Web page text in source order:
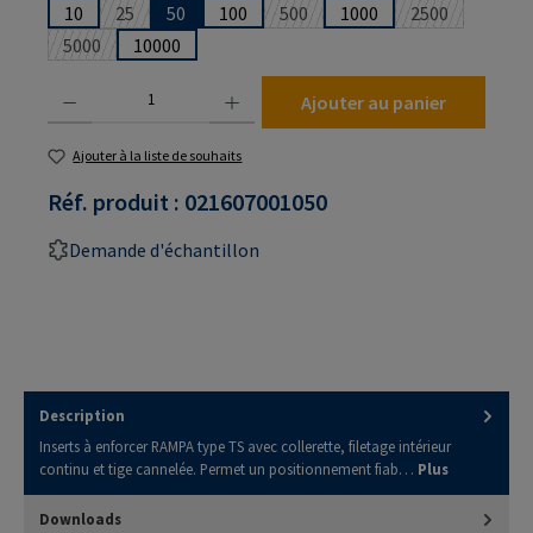
10 25(Cette option n'est pas disponible pour le moment.)
50 100 500(Cette option n'est pas
1000 2500(Cette option
5000(Cette option n'est pas disponible pour le moment.)
10000
Ajouter au panier
Ajouter à la liste de souhaits
Réf. produit : 021607001050
Demande d'échantillon
Description
Inserts à enforcer RAMPA type TS avec collerette, filetage intérieur
continu et tige cannelée. Permet un positionnement fiab… Plus
Downloads